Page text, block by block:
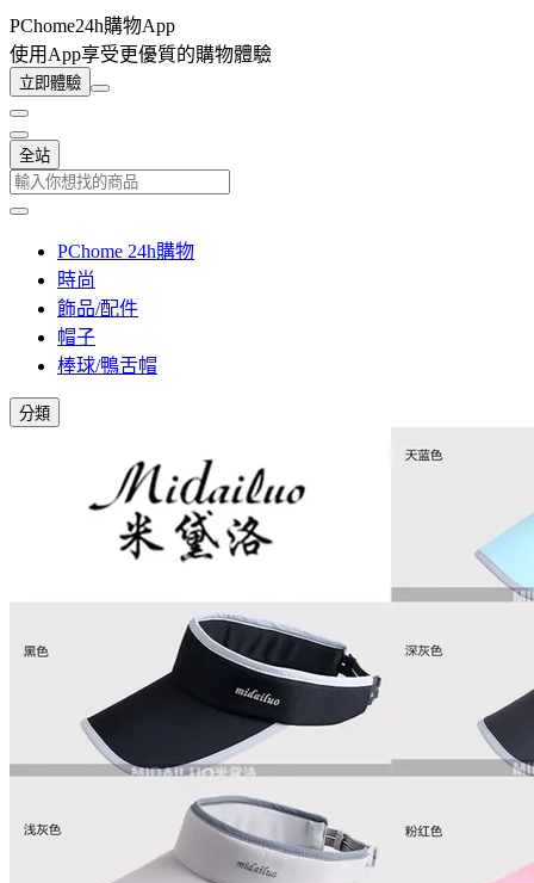
PChome24h購物App
使用App享受更優質的購物體驗
立即體驗
全站
PChome 24h購物
時尚
飾品/配件
帽子
棒球/鴨舌帽
分類